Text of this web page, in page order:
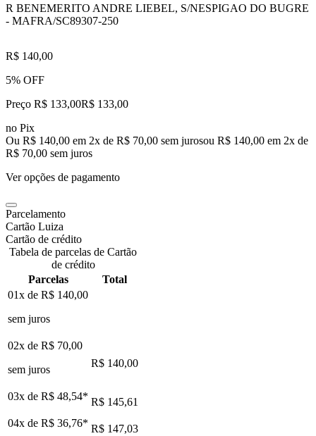
R BENEMERITO ANDRE LIEBEL, S/NESPIGAO DO BUGRE
- MAFRA/SC89307-250
R$ 140,00
5% OFF
Preço R$ 133,00R$ 133,00
no Pix
Ou R$ 140,00 em 2x de R$ 70,00 sem jurosou R$ 140,00 em 2x de
R$ 70,00 sem juros
Ver opções de pagamento
Parcelamento
Cartão Luiza
Cartão de crédito
Tabela de parcelas de Cartão
de crédito
Parcelas
Total
01x de R$ 140,00
sem juros
02x de R$ 70,00
sem juros
R$ 140,00
03x de R$ 48,54* R$ 145,61
04x de R$ 36,76* R$ 147,03